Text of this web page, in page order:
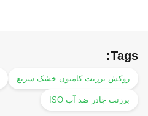
Tags:
روکش برزنت کامیون خشک سریع
برزنت چادر ضد آب ISO